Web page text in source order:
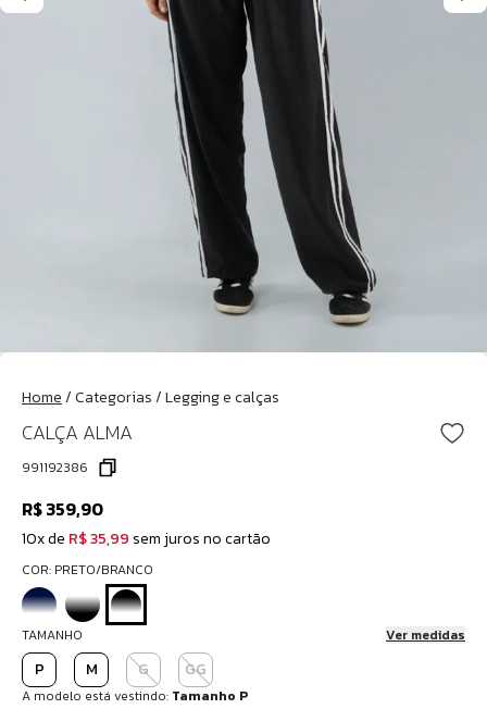
Home/Categorias/Legging e calças
CALÇA ALMA
991192386
R$ 359,90
10x de R$ 35,99 sem juros no cartão
COR: PRETO/BRANCO
TAMANHO Ver medidas
P M G GG
A modelo está vestindo: Tamanho P